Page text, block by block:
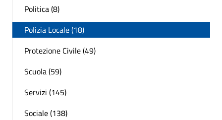
Politica (8)
Polizia Locale (18)
Protezione Civile (49)
Scuola (59)
Servizi (145)
Sociale (138)